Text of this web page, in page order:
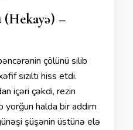
(Hekayə) –
çölünü silib
sızıltı hiss etdi.
içəri çəkdi, rezin
halda bir addım
şüşənin üstünə elə